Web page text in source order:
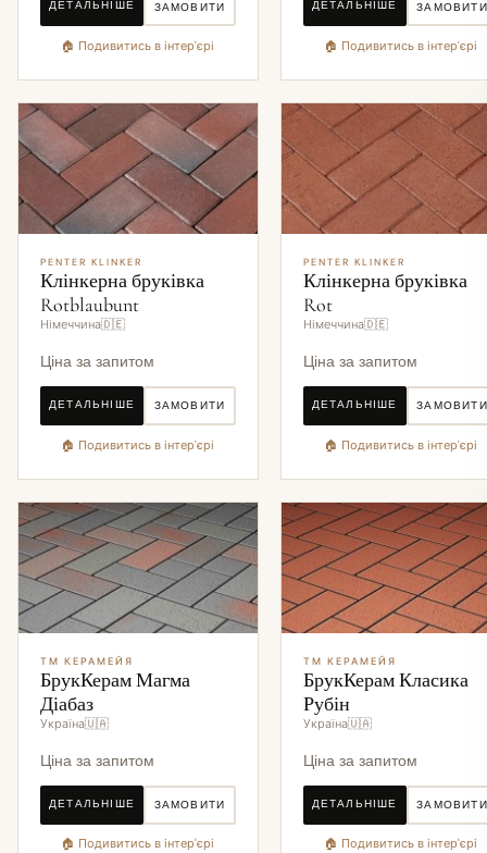
ДЕТАЛЬНІШЕ ЗАМОВИТИ
🏠 Подивитись в інтер'єрі
ДЕТАЛЬНІШЕ ЗАМОВИТИ
🏠 Подивитись в інтер'єрі
PENTER KLINKER
Клінкерна бруківка
Rotblaubunt
Німеччина🇩🇪
Ціна за запитом
ДЕТАЛЬНІШЕ ЗАМОВИТИ
🏠 Подивитись в інтер'єрі
PENTER KLINKER
Клінкерна бруківка
Rot
Німеччина🇩🇪
Ціна за запитом
ДЕТАЛЬНІШЕ ЗАМОВИТИ
🏠 Подивитись в інтер'єрі
ТМ КЕРАМЕЙЯ
БрукКерам Магма
Діабаз
Україна🇺🇦
Ціна за запитом
ДЕТАЛЬНІШЕ ЗАМОВИТИ
🏠 Подивитись в інтер'єрі
ТМ КЕРАМЕЙЯ
БрукКерам Класика
Рубін
Україна🇺🇦
Ціна за запитом
ДЕТАЛЬНІШЕ ЗАМОВИТИ
🏠 Подивитись в інтер'єрі